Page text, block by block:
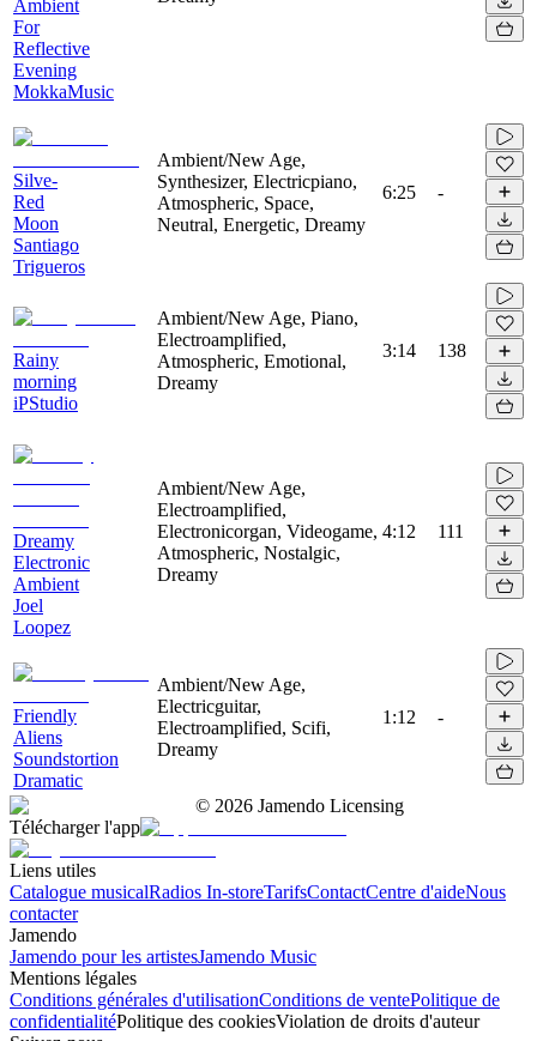
Ambient
For
Reflective
Evening
MokkaMusic
Silve-
Red
Moon
Santiago
Trigueros
Ambient/New Age,
Synthesizer, Electricpiano,
Atmospheric, Space,
Neutral, Energetic, Dreamy
6:25 -
Rainy
morning
iPStudio
Ambient/New Age, Piano,
Electroamplified,
Atmospheric, Emotional,
Dreamy
3:14 138
Dreamy
Electronic
Ambient
Joel
Loopez
Ambient/New Age,
Electroamplified,
Electronicorgan, Videogame,
Atmospheric, Nostalgic,
Dreamy
4:12 111
Friendly
Aliens
Soundstortion
Dramatic
Ambient/New Age,
Electricguitar,
Electroamplified, Scifi,
Dreamy
1:12 -
© 2026 Jamendo Licensing
Télécharger l'app
Liens utiles
Catalogue musicalRadios In-storeTarifsContactCentre d'aideNous
contacter
Jamendo
Jamendo pour les artistesJamendo Music
Mentions légales
Conditions générales d'utilisationConditions de ventePolitique de
confidentialitéPolitique des cookiesViolation de droits d'auteur